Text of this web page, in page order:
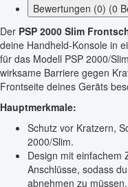
Bewertungen (0) (0
Der PSP 2000 Slim
deine Handheld-Konsole in
für das Modell PSP 2000/
wirksame Barriere gegen
Frontseite deines Geräts
Hauptmerkmale:
Schutz vor Kratzern,
2000/Slim.
Design mit einfachem
Anschlüsse, sodass
abnehmen zu müssen.